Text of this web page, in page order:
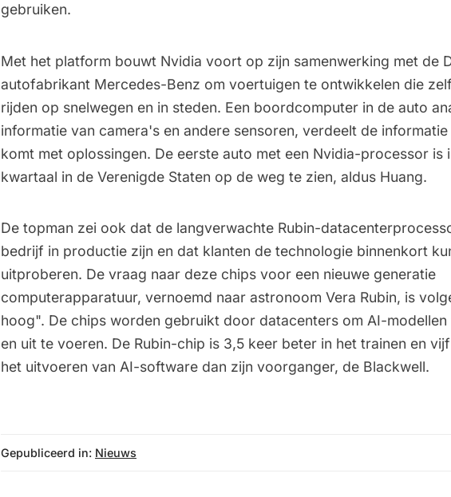
gebruiken.
Met het platform bouwt Nvidia voort op zijn samenwerking met de
autofabrikant Mercedes-Benz om voertuigen te ontwikkelen die
rijden op snelwegen en in steden. Een boordcomputer in de auto
informatie van camera's en andere sensoren, verdeelt de
komt met oplossingen. De eerste auto met een Nvidia-processor is
kwartaal in de Verenigde Staten op de weg te zien, aldus Huang.
De topman zei ook dat de langverwachte Rubin-
bedrijf in productie zijn en dat klanten de technologie binnenkort
uitproberen. De vraag naar deze chips voor een nieuwe generatie
computerapparatuur, vernoemd naar astronoom Vera Rubin, is
hoog". De chips worden gebruikt door datacenters om AI-
en uit te voeren. De Rubin-chip is 3,5 keer beter in het trainen en
het uitvoeren van AI-software dan zijn voorganger, de Blackwell.
Gepubliceerd in: Nieuws